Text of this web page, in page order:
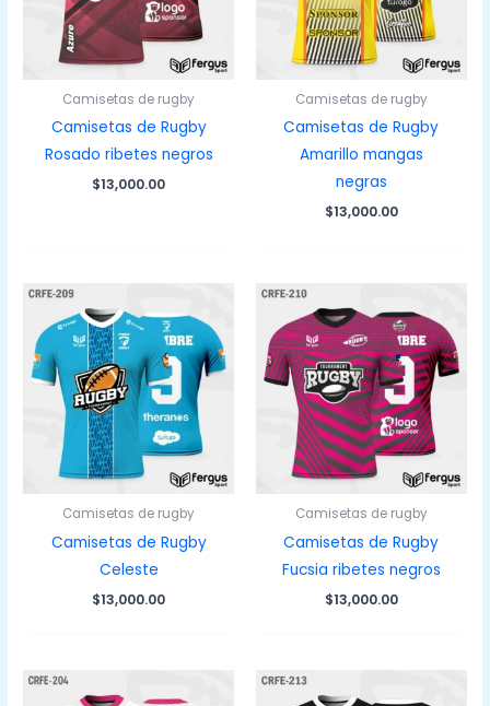
Camisetas de rugby
Camisetas de Rugby
Rosado ribetes negros
$13,000.00
Camisetas de rugby
Camisetas de Rugby
Amarillo mangas
negras
$13,000.00
Camisetas de rugby
Camisetas de Rugby
Celeste
$13,000.00
Camisetas de rugby
Camisetas de Rugby
Fucsia ribetes negros
$13,000.00